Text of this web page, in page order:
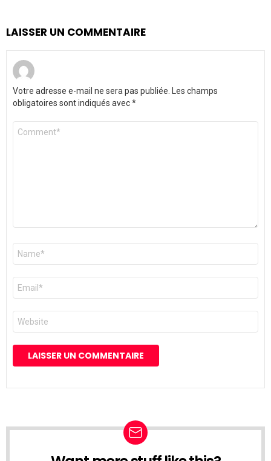
LAISSER UN COMMENTAIRE
Votre adresse e-mail ne sera pas publiée.
Les champs
obligatoires sont indiqués avec*
Commentaire
Nom
E-
mail
*
Site
web